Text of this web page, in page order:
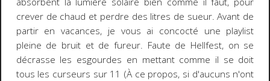
crever de chaud et perdre des litres de sueur. Avant de
partir en vacances, je vous ai concocté une playlist
pleine de bruit et de fureur. Faute de Hellfest, on se
décrasse les esgourdes en mettant comme il se doit
tous les curseurs sur 11 (À ce propos, si d'aucuns n'ont